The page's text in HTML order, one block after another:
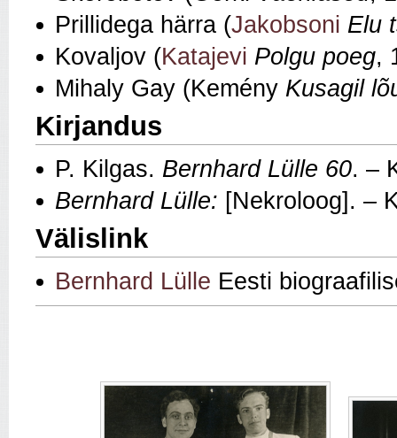
Prillidega härra (Jakobsoni Elu
Kovaljov (Katajevi Polgu poeg,
Mihaly Gay (Kemény Kusagil
Kirjandus
P. Kilgas. Bernhard Lülle 60. –
Bernhard Lülle: [Nekroloog]. –
Välislink
Bernhard Lülle Eesti